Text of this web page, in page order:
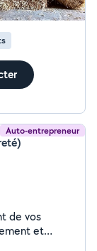
Auto-entrepreneur
de vos
et